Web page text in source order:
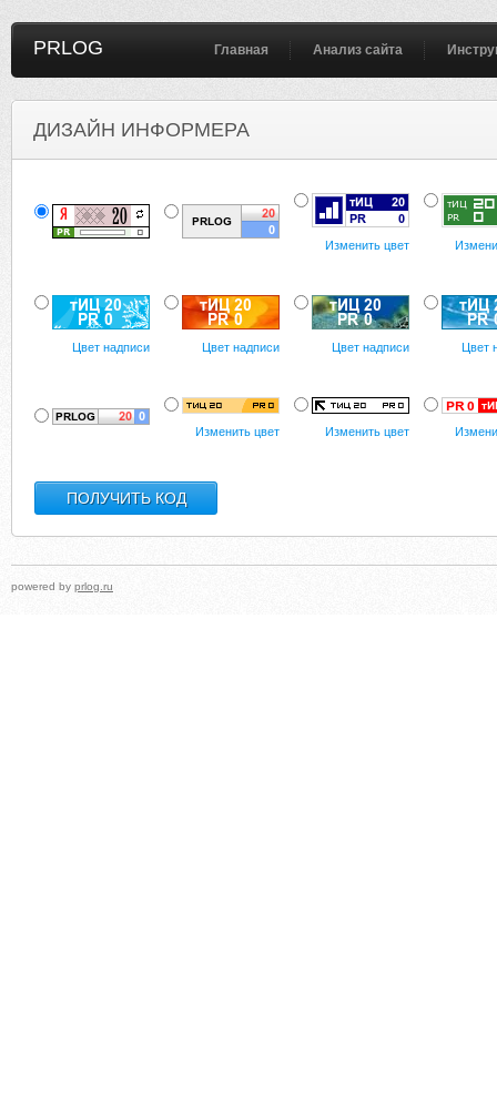
PRLOG Главная Анализ сайта
ДИЗАЙН ИНФОРМЕРА
Изменить цвет
Цвет надписи Цвет надписи Цвет надписи Цвет
Изменить цвет Изменить цвет
powered by prlog.ru